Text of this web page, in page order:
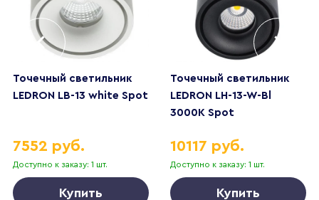
Точечный светильник
LEDRON LB-13 white Spot
Доступно к заказу: 1 шт.
7552 руб.
Купить
Точечный светильник
LEDRON LH-13-W-Bl
3000K Spot
Доступно к заказу: 1 шт.
10117 руб.
Купить